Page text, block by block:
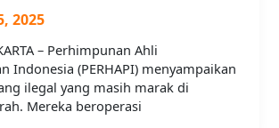
2025
– Perhimpunan Ahli
Indonesia (PERHAPI) menyampaikan
ilegal yang masih marak di
Mereka beroperasi